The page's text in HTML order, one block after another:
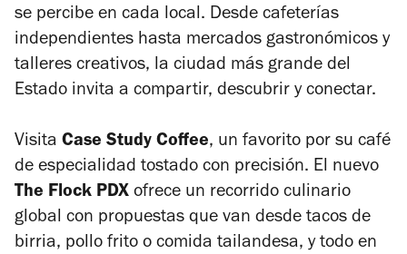
se percibe en cada local. Desde cafeterías
independientes hasta mercados gastronómicos y
talleres creativos, la ciudad más grande del
Estado invita a compartir, descubrir y conectar.
Visita Case Study Coffee, un favorito por su café
de especialidad tostado con precisión. El nuevo
The Flock PDX ofrece un recorrido culinario
global con propuestas que van desde tacos de
birria, pollo frito o comida tailandesa, y todo en